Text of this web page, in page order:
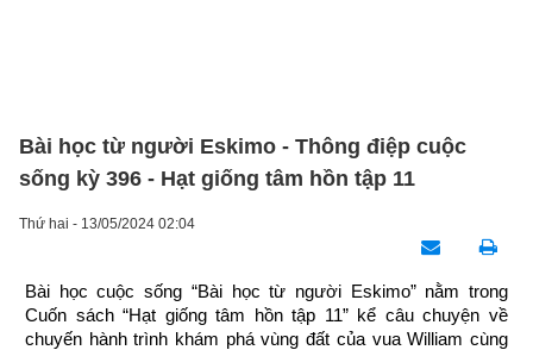
Bài học từ người Eskimo - Thông điệp cuộc
sống kỳ 396 - Hạt giống tâm hồn tập 11
Thứ hai - 13/05/2024 02:04
Bài học cuộc sống “Bài học từ người Eskimo” nằm trong
Cuốn sách “Hạt giống tâm hồn tập 11” kể câu chuyện về
chuyến hành trình khám phá vùng đất của vua William cùng